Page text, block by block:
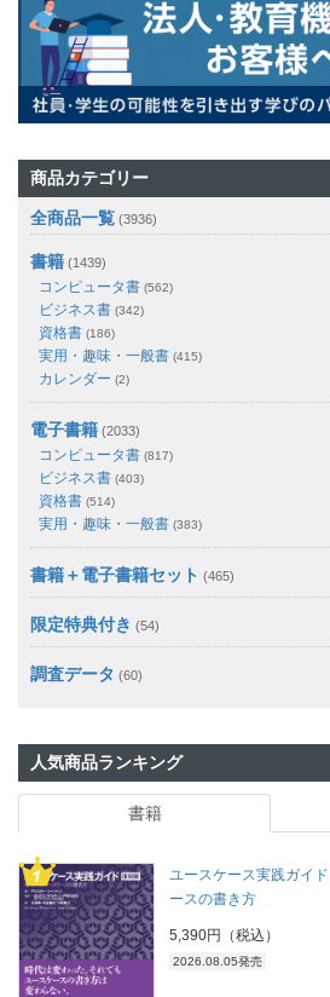
商品カテゴリー
全商品一覧 (3936)
書籍 (1439)
コンピュータ書 (562)
ビジネス書 (342)
資格書 (186)
実用・趣味・一般書 (415)
カレンダー (2)
電子書籍 (2033)
コンピュータ書 (817)
ビジネス書 (403)
資格書 (514)
実用・趣味・一般書 (383)
書籍＋電子書籍セット (465)
限定特典付き (54)
調査データ (60)
人気商品ランキング
書籍
ユースケース実践ガイ
ースの書き方
5,390円（税込）
2026.08.05発売